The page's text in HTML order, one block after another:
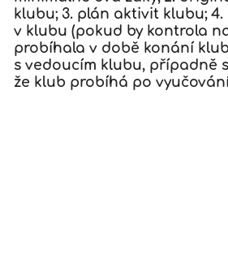
klubu; 3. plán aktivit klubu;
v klubu (pokud by kontrola
probíhala v době konání
s vedoucím klubu, případně
že klub probíhá po